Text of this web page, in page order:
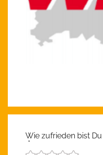
Wie zufrieden bist
*